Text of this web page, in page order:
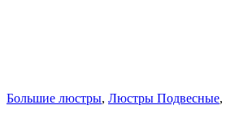
Большие люстры, Люстры Подвесные,